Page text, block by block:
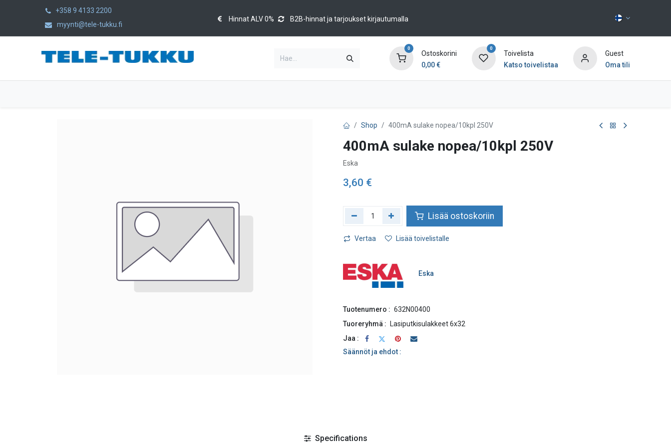
+358 9 4133 2200
myynti@tele-tukku.fi
Hinnat ALV 0% B2B-hinnat ja tarjoukset kirjautumalla
0
Ostoskorini
0,00€
0
Toivelista
Katso toivelistaa
Guest
Oma tili
Shop 400mA sulake nopea/10kpl 250V
400mA sulake nopea/10kpl 250V
Eska
3,60 €
Lisää ostoskoriin
Vertaa Lisää toivelistalle
Eska
Tuotenumero : 632N00400
Tuoreryhmä :
Lasiputkisulakkeet 6x32
Jaa :
Säännöt ja ehdot :
Specifications